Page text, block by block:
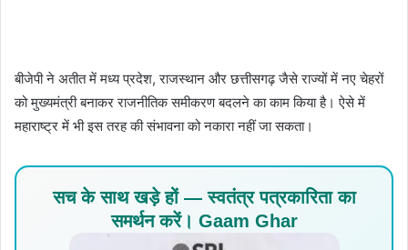
बीजेपी ने अतीत में मध्य प्रदेश, राजस्थान और छत्तीसगढ़ जैसे राज्यों में नए चेहरों
को मुख्यमंत्री बनाकर राजनीतिक समीकरण बदलने का काम किया है। ऐसे में
महाराष्ट्र में भी इस तरह की संभावना को नकारा नहीं जा सकता।
सच के साथ खड़े हों — स्वतंत्र पत्रकारिता का
समर्थन करें। Gaam Ghar